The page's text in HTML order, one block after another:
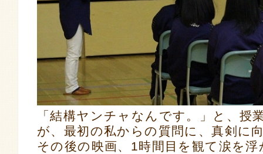
「結構ヤンチャなんです。」と、授
が、最初の私からの質問に、真剣に
その後の映画、1時間目を観て涙を